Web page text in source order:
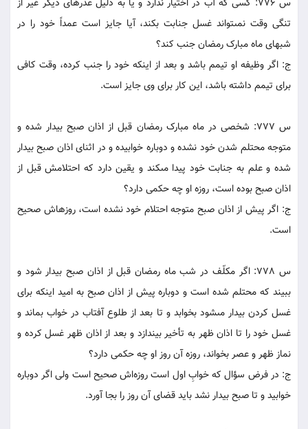
س 776: کسى که آب در اختيار ندارد و يا به دليل عذرهاى ديگر غير از
تنگى وقت نمى‏تواند غسل جنابت بکند، آيا جايز است عمداً خود را در
شبهاى ماه مبارک رمضان جنب کند؟
ج: اگر وظيفه او تيمم باشد و بعد از اينکه خود را جنب کرده، وقت کافى
براى تيمم داشته باشد، اين کار براى وى جايز است.
س 777: شخصى در ماه مبارک رمضان قبل از اذان صبح بيدار شده و
متوجه محتلم شدن خود نشده و دوباره خوابيده و در اثناى اذان صبح بيدار
شده و علم به جنابت خود پيدا مى‏کند و يقين دارد که احتلامش قبل از
اذان صبح بوده است، روزه او چه حکمى دارد؟
ج: اگر پيش از اذان صبح متوجه احتلام خود نشده است، روزه‏اش صحيح
است.
س 778: اگر مکلّف در شب ماه رمضان قبل از اذان صبح بيدار شود و
ببيند که محتلم شده است و دوباره پيش از اذان صبح به اميد اينکه براى
غسل کردن بيدار مى‏شود بخوابد و تا بعد از طلوع آفتاب در خواب بماند و
غسل خود را تا اذان ظهر به تأخير بيندازد و بعد از اذان ظهر غسل کرده و
نماز ظهر و عصر بخواند، روزه آن روز او چه حکمى دارد؟
ج: در فرض سؤال که خوابِ اول است روزه‌اش صحيح است ولى اگر دوباره
خوابيد و تا صبح بيدار نشد بايد قضاى آن روز را بجا آورد.